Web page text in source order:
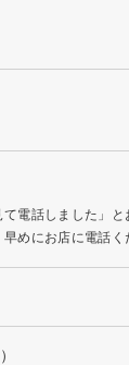
電話しました」
めにお店に電話く